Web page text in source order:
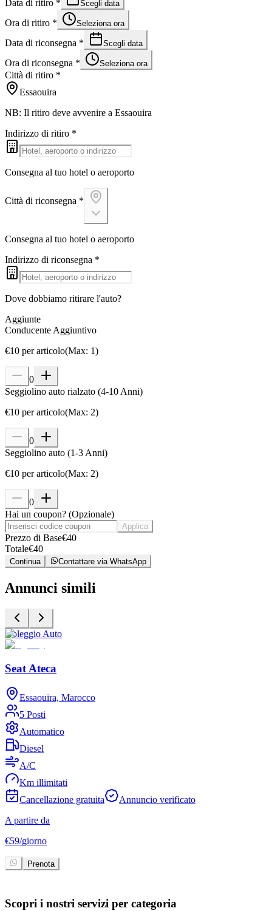
Data di ritiro * Scegli data
Ora di ritiro * Seleziona ora
Data di riconsegna * Scegli data
Ora di riconsegna * Seleziona ora
Città di ritiro *
Essaouira
NB: Il ritiro deve avvenire a Essaouira
Indirizzo di ritiro *
Consegna al tuo hotel o aeroporto
Città di riconsegna *
Consegna al tuo hotel o aeroporto
Indirizzo di riconsegna *
Dove dobbiamo ritirare l'auto?
Aggiunte
Conducente Aggiuntivo
€10 per articolo(Max: 1)
0
Seggiolino auto rialzato (4-10 Anni)
€10 per articolo(Max: 2)
0
Seggiolino auto (1-3 Anni)
€10 per articolo(Max: 2)
0
Hai un coupon? (Opzionale)
Applica
Prezzo di Base€40
Totale€40
Continua Contattare via WhatsApp
Annunci simili
Noleggio Auto
Seat Ateca
Essaouira, Marocco
5 Posti
Automatico
Diesel
A/C
Km illimitati
Cancellazione gratuita
Annuncio verificato
A partire da
€59/giorno
Prenota
Scopri i nostri servizi per categoria